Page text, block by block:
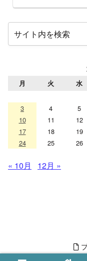
月 火 水
3
4 5
10
11 12
17
18 19
24
25 26
« 10月 12月 »